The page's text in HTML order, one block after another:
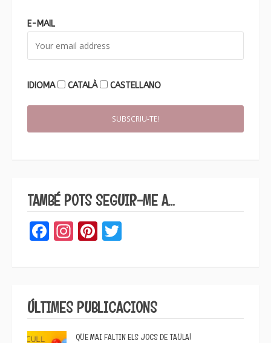
E-MAIL
IDIOMA CATALÀ CASTELLANO
TAMBÉ POTS SEGUIR-ME A…
Facebook
Instagram
Pinterest
ÚLTIMES PUBLICACIONS
QUE MAI FALTIN ELS JOCS DE TAULA!